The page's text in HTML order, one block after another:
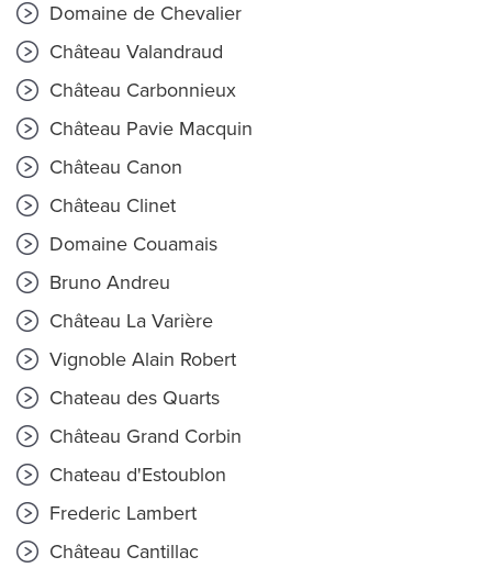
Domaine de Chevalier
Château Valandraud
Château Carbonnieux
Château Pavie Macquin
Château Canon
Château Clinet
Domaine Couamais
Bruno Andreu
Château La Varière
Vignoble Alain Robert
Chateau des Quarts
Château Grand Corbin
Chateau d'Estoublon
Frederic Lambert
Château Cantillac